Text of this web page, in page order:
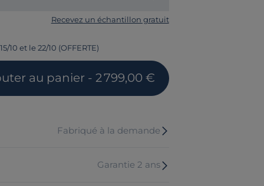
Recevez un échantillon gratuit
10 et le 22/10 (OFFERTE)
au panier - 2 799,00 €
Fabriqué à la demande
Garantie 2 ans